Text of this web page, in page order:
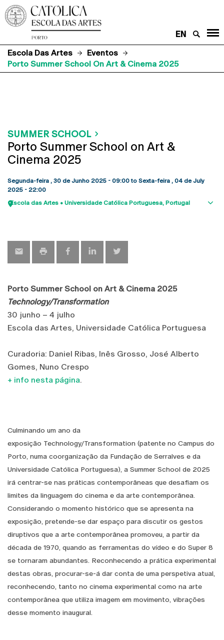
EN
Escola Das Artes
Eventos
Porto Summer School On Art & Cinema 2025
SUMMER SCHOOL
Porto Summer School on Art &
Cinema 2025
Segunda-feira , 30 de Junho 2025 - 09:00to Sexta-feira , 04 de July
2025 - 22:00
Escola das Artes • Universidade Católica Portuguesa Portugal
Porto Summer School on Art & Cinema 2025
Technology/Transformation
30 junho – 4 julho
Escola das Artes, Universidade Católica Portuguesa
Curadoria: Daniel Ribas, Inês Grosso, José Alberto
Gomes, Nuno Crespo
+ info nesta página.
Culminando um ano da
exposição Technology/Transformation (patente no Campus do
Porto, numa coorganização da Fundação de Serralves e da
Universidade Católica Portuguesa), a Summer School de 2025
irá centrar-se nas práticas contemporâneas que desafiam os
limites da linguagem do cinema e da arte contemporânea.
Considerando o momento histórico que se apresenta na
exposição, pretende-se dar espaço para discutir os gestos
diruptivos que a arte contemporânea promoveu, a partir da
década de 1970, quando as ferramentas do vídeo e do Super 8
se tornaram abundantes. Reconhecendo a prática experimental
destas obras, procurar-se-á dar conta de uma perspetiva atual,
reconhecendo, tanto no cinema experimental como na arte
contemporânea que utiliza imagem em movimento, vibrações
desse momento inaugural.